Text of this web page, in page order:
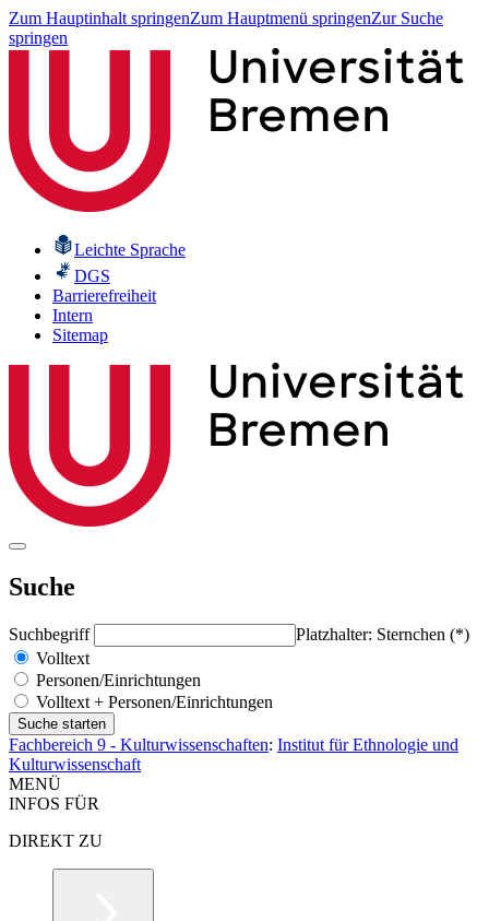
Zum Hauptinhalt springenZum Hauptmenü springenZur Suche
springen
Leichte Sprache
DGS
Barrierefreiheit
Intern
Sitemap
Suche
Suchbegriff
Platzhalter: Sternchen (*)
Volltext
Personen/Einrichtungen
Volltext + Personen/Einrichtungen
Fachbereich 9 - Kulturwissenschaften: Institut für Ethnologie und
Kulturwissenschaft
MENÜ
INFOS FÜR
DIREKT ZU